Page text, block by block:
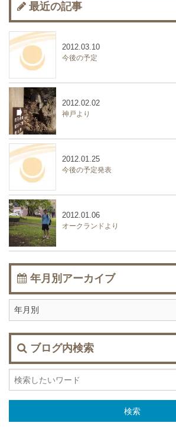
最近の記事
今後の予定
2012.03.10
神戸より
2012.02.02
今後の予定発表
2012.01.25
オークランドより
2012.01.06
年月別アーカイブ
ブログ内検索